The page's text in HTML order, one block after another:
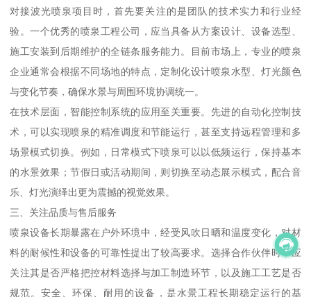
对接波光喷泉项目时，首先要关注的是团队的技术实力和行业经
验。一个优秀的喷泉工程公司，应当具备从方案设计、设备选型、
施工安装到后期维护的全链条服务能力。目前市场上，专业的喷泉
企业通常会根据不同场地的特点，定制化设计喷泉水型、灯光颜色
与变化节奏，确保水景与周围环境协调统一。
在技术层面，智能控制系统的应用至关重要。先进的自动化控制技
术，可以实现喷泉的精准调度和节能运行，甚至支持远程管理和多
场景模式切换。例如，日常模式下喷泉可以以低频运行，保持基本
的水景效果；节假日或活动期间，则切换至动态展示模式，配合音
乐、灯光演绎出更为震撼的视觉效果。
三、关注品质与售后服务
喷泉设备长期暴露在户外环境中，经受风吹日晒和温度变化，对材
料的耐候性和设备的可靠性提出了较高要求。选择合作伙伴时，应
关注其是否严格把控材料选择与加工制造环节，以及施工工艺是否
规范。安全、环保、耐用的设备，是水景工程长期稳定运行的基